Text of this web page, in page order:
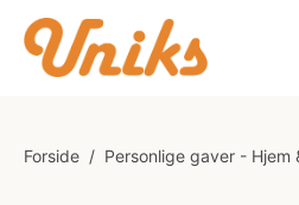
Forside / Personlige gaver - Hjem